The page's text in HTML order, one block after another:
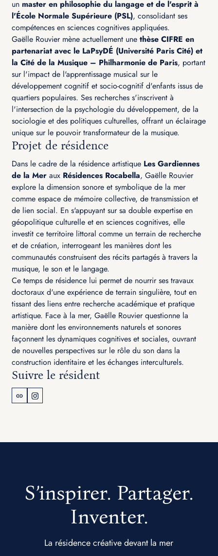
un master en philosophie du langage et de l'esprit à
l'École Normale Supérieure (PSL), consolidant ses
compétences en sciences cognitives appliquées.
Gaëlle Rouvier mène actuellement une thèse CIFRE en
partenariat avec le LaPsyDÉ (Université Paris Cité) et
la Cité de la Musique – Philharmonie de Paris, portant
sur l'impact de l'apprentissage musical sur le
développement cognitif et socio-cognitif d'enfants issus de
quartiers populaires. Ses recherches s'inscrivent à
l'intersection de la psychologie du développement, de la
sociologie et des politiques culturelles, offrant un éclairage
unique sur le pouvoir transformateur de la musique.
Projet de résidence
Dans le cadre de la résidence artistique Les Gardiennes
de la Mer aux Résidences Rocabella, Gaëlle Rouvier
explore la dimension sonore et symbolique de la mer
comme espace de mémoire collective, de transmission et
de lien social. En s'appuyant sur sa double expertise en
géopolitique culturelle et en sciences cognitives, elle
investit ce territoire littoral comme un terrain de recherche
et de création, interrogeant les manières dont les
communautés construisent des récits partagés à travers la
musique, le son et le langage.
Ce temps de résidence lui permet de nourrir ses travaux
doctoraux d'une expérience de terrain singulière, tout en
tissant des liens entre recherche académique et pratique
artistique. Face à la mer, Gaëlle Rouvier questionne la
manière dont les environnements naturels et sonores
façonnent les dynamiques cognitives et sociales, ouvrant
de nouvelles perspectives sur le rôle du son dans la
construction identitaire et les échanges interculturels.
Suivre le résident
S’inspirer. Partager.
Inventer.
La résidence créative devant la mer